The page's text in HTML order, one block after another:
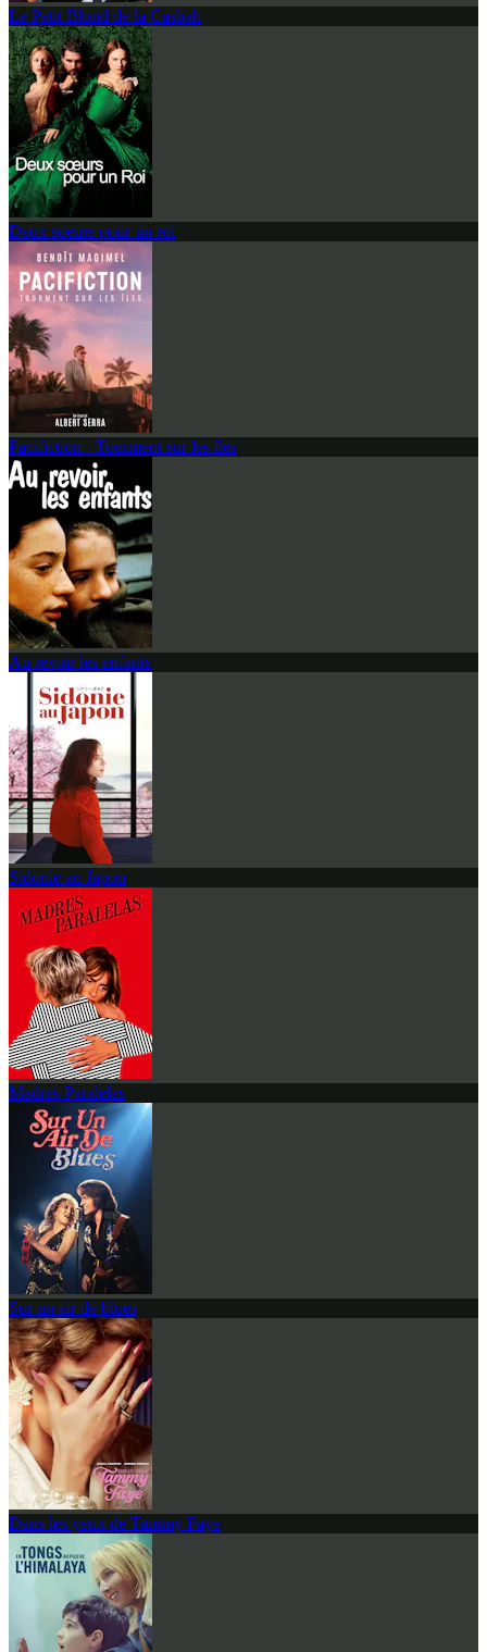
Le Petit Blond de la Casbah
Deux soeurs pour un roi
Pacifiction - Tourment sur les îles
Au revoir les enfants
Sidonie au Japon
Madres Paralelas
Sur un air de blues
Dans les yeux de Tammy Faye